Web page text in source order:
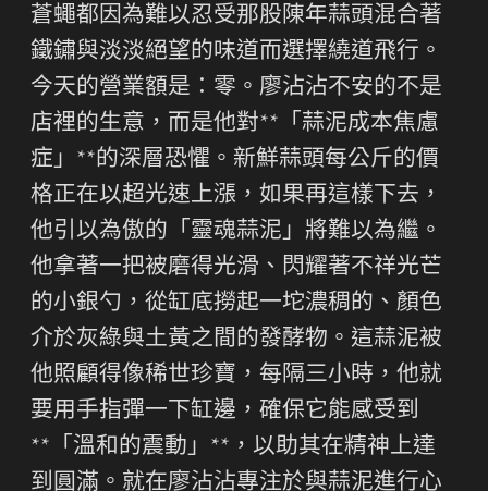
蒼蠅都因為難以忍受那股陳年蒜頭混合著
鐵鏽與淡淡絕望的味道而選擇繞道飛行。
今天的營業額是：零。廖沾沾不安的不是
店裡的生意，而是他對**「蒜泥成本焦慮
症」**的深層恐懼。新鮮蒜頭每公斤的價
格正在以超光速上漲，如果再這樣下去，
他引以為傲的「靈魂蒜泥」將難以為繼。
他拿著一把被磨得光滑、閃耀著不祥光芒
的小銀勺，從缸底撈起一坨濃稠的、顏色
介於灰綠與土黃之間的發酵物。這蒜泥被
他照顧得像稀世珍寶，每隔三小時，他就
要用手指彈一下缸邊，確保它能感受到
**「溫和的震動」**，以助其在精神上達
到圓滿。就在廖沾沾專注於與蒜泥進行心